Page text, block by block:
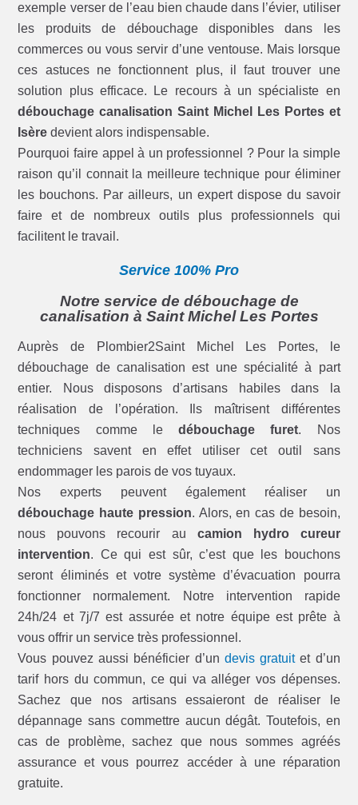
exemple verser de l’eau bien chaude dans l’évier, utiliser
les produits de débouchage disponibles dans les
commerces ou vous servir d’une ventouse. Mais lorsque
ces astuces ne fonctionnent plus, il faut trouver une
solution plus efficace. Le recours à un spécialiste en
débouchage canalisation Saint Michel Les Portes et
Isère devient alors indispensable.
Pourquoi faire appel à un professionnel ? Pour la simple
raison qu’il connait la meilleure technique pour éliminer
les bouchons. Par ailleurs, un expert dispose du savoir
faire et de nombreux outils plus professionnels qui
facilitent le travail.
Service 100% Pro
Notre service de débouchage de
canalisation à Saint Michel Les Portes
Auprès de Plombier2Saint Michel Les Portes, le
débouchage de canalisation est une spécialité à part
entier. Nous disposons d’artisans habiles dans la
réalisation de l’opération. Ils maîtrisent différentes
techniques comme ledébouchage furet. Nos
techniciens savent en effet utiliser cet outil sans
endommager les parois de vos tuyaux.
Nos experts peuvent également réaliser un
débouchage haute pression. Alors, en cas de besoin,
nous pouvons recourir au camion hydro cureur
intervention. Ce qui est sûr, c’est que les bouchons
seront éliminés et votre système d’évacuation pourra
fonctionner normalement. Notre intervention rapide
24h/24 et 7j/7 est assurée et notre équipe est prête à
vous offrir un service très professionnel.
Vous pouvez aussi bénéficier d’un devis gratuitet d’un
tarif hors du commun, ce qui va alléger vos dépenses.
Sachez que nos artisans essaieront de réaliser le
dépannage sans commettre aucun dégât. Toutefois, en
cas de problème, sachez que nous sommes agréés
assurance et vous pourrez accéder à une réparation
gratuite.